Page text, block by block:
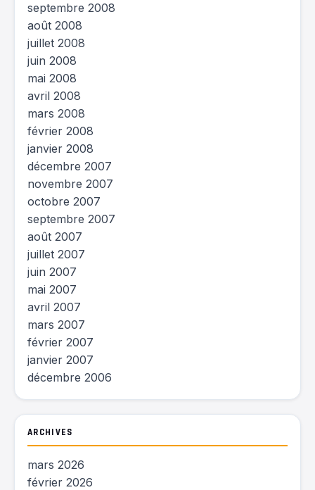
septembre 2008
août 2008
juillet 2008
juin 2008
mai 2008
avril 2008
mars 2008
février 2008
janvier 2008
décembre 2007
novembre 2007
octobre 2007
septembre 2007
août 2007
juillet 2007
juin 2007
mai 2007
avril 2007
mars 2007
février 2007
janvier 2007
décembre 2006
ARCHIVES
mars 2026
février 2026